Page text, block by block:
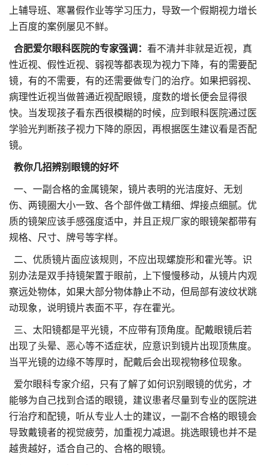
上辅导班、寒暑假作业等学习压力，导致一个假期视力增长
上百度的案例屡见不鲜。
合肥爱尔眼科医院的专家强调： 看不清并非就是近视，真
性近视、假性近视、弱视等都表现为视力下降，有的需要配
镜，有的不需要，有的还需要做专门的治疗。如果把弱视、
病理性近视当做普通近视配眼镜，度数的增长便会显得很
快。当发现孩子看东西很模糊的时候，应到眼科医院通过医
学验光判断孩子视力下降的原因，再根据医生建议看是否配
镜。
教你几招辨别眼镜的好坏
一、一副合格的金属镜架，镜片表明的光洁度好、无划
伤、两镜圈大小一致、各个部件做工精细、焊接点细腻。优
质的镜架应该手感强度适中，并且正规厂家的眼镜架都带有
规格、尺寸、牌号等字样。
二、优质镜片面应该规则，不应出现螺旋形和霍光等。识
别办法是双手持镜架置于眼前，上下慢慢移动，从镜片内观
察远处物体，如果大部分物体静止不动，但局部有波纹状跳
动现象，说明镜片表面不平，存在霍光。
三、太阳镜都是平光镜，不应带有顶角度。配戴眼镜后若
出现了头晕、恶心等不适症状，应意识到镜片出现顶焦度。
当平光镜的边缘不等厚时，配戴后会出现视物移位现象。
爱尔眼科专家介绍，只有了解了如何识别眼镜的优劣，才
能够为自己找到合适的眼镜，建议患者尽量到专业的医院进
行治疗和配镜，听从专业人士的建议，一副不合格的眼镜会
导致戴镜者的视觉疲劳，加重视力减退。挑选眼镜也并不是
越贵越好，适合自己的、合格的眼镜。